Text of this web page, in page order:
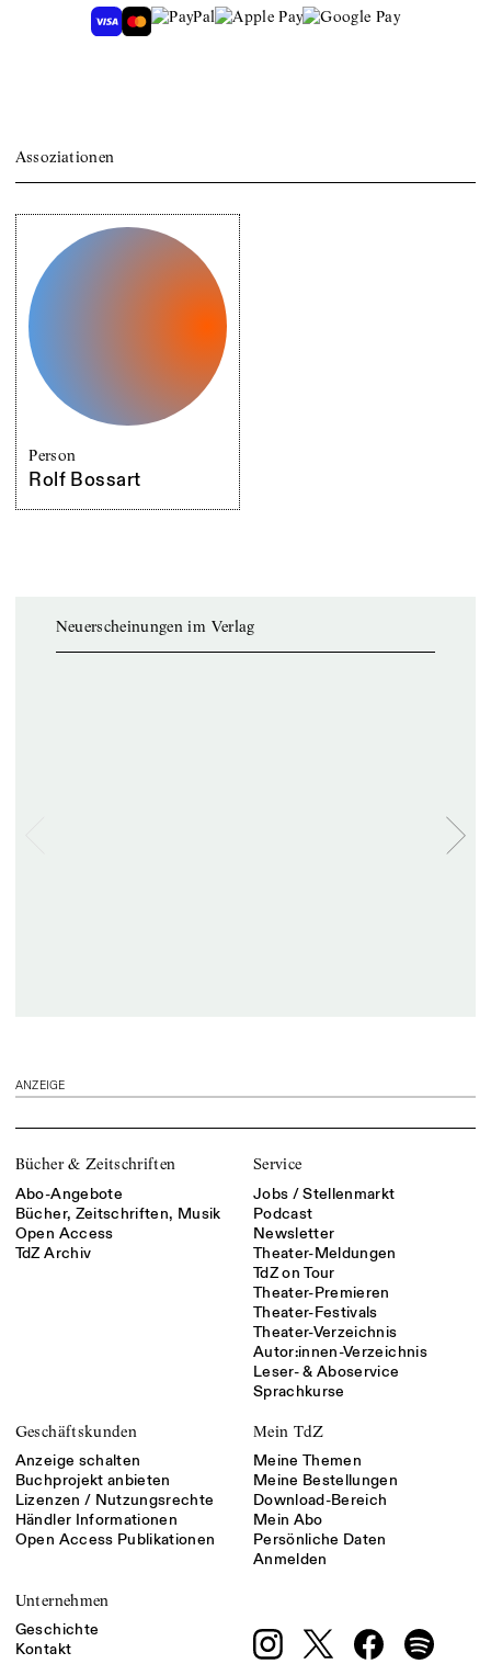
Assoziationen
Person
Rolf Bossart
Neuerscheinungen im Verlag
ANZEIGE
Bücher & Zeitschriften
Abo-Angebote
Bücher, Zeitschriften, Musik
Open Access
TdZ Archiv
Service
Jobs / Stellenmarkt
Podcast
Newsletter
Theater-Meldungen
TdZ on Tour
Theater-Premieren
Theater-Festivals
Theater-Verzeichnis
Autor:innen-Verzeichnis
Leser- & Aboservice
Sprachkurse
Geschäftskunden
Anzeige schalten
Buchprojekt anbieten
Lizenzen / Nutzungsrechte
Händler Informationen
Open Access Publikationen
Mein TdZ
Meine Themen
Meine Bestellungen
Download-Bereich
Mein Abo
Persönliche Daten
Anmelden
Unternehmen
Geschichte
Kontakt